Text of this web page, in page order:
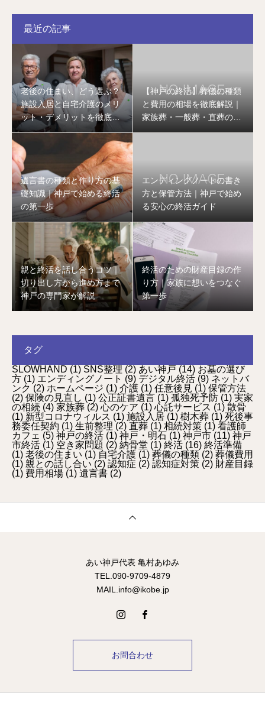
最近の記事
老後の住まい、どう選ぶ？
施設入居と自宅介護のメリ
ット・デメリットを徹底比
較
【神戸の終活】葬儀の種類
と費用の相場を徹底解説｜
家族葬・一般葬・直葬の違
いとは
遺言書の種類と作り方の基
礎知識｜神戸で始める終活
の第一歩
エンディングノートの書き
方と保管方法｜神戸で始め
る安心の終活ガイド
親と終活を話し合うコツ｜
切り出し方から進め方まで
神戸の専門家が解説
終活のための財産目録の作
り方｜家族に想いをつなぐ
第一歩
タグ
SLOWHAND (1) SNS整理 (2) あい神戸 (14) お墓の選び
方 (1) エンディングノート (9) デジタル終活 (9) ネットバ
ンク (2) ホームページ (1) 介護 (1) 任意後見 (1) 保管方法
(2) 保険の見直し (1) 公正証書遺言 (1) 孤独死予防 (1) 実家
の相続 (4) 家族葬 (2) 心のケア (1) 心託サービス (1) 散骨
(1) 新型コロナウィルス (1) 施設入居 (1) 樹木葬 (1) 死後事
務委任契約 (1) 生前整理 (2) 直葬 (1) 相続対策 (1) 看護師
カフェ (5) 神戸の終活 (1) 神戸・明石 (1) 神戸市 (11) 神戸
市終活 (1) 空き家問題 (2) 納骨堂 (1) 終活 (16) 終活準備
(1) 老後の住まい (1) 自宅介護 (1) 葬儀の種類 (2) 葬儀費用
(1) 親との話し合い (2) 認知症 (2) 認知症対策 (2) 財産目録
(1) 費用相場 (1) 遺言書 (2)
あい神戸代表 亀村あゆみ
TEL.090-9709-4879
MAIL.info@ikobe.jp
お問合わせ